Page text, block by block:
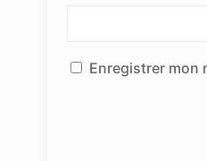
Enregistrer mon